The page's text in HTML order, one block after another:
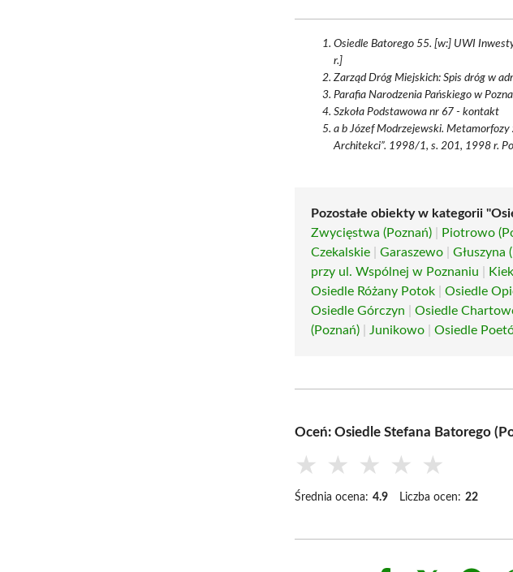
Osiedle Batorego 55. [w:] UWI
r.]
Zarząd Dróg Miejskich: Spis dróg w
Parafia Narodzenia Pańskiego w
Szkoła Podstawowa nr 67 - kontakt
a b Józef Modrzejewski. Metamorfozy
Architekci”. 1998/1, s. 201, 1998 r.
Pozostałe obiekty w kategorii
Zwycięstwa (Poznań)
Piotrowo
Czekalskie |Garaszewo |Głuszyna
przy ul. Wspólnej w Poznaniu
Osiedle Różany Potok |Osiedle
Osiedle Górczyn |Osiedle
(Poznań)
Junikowo |Osiedle
Oceń: Osiedle Stefana Batorego
★ ★ ★ ★ ★
Średnia ocena: 4.9 Liczba ocen: 22